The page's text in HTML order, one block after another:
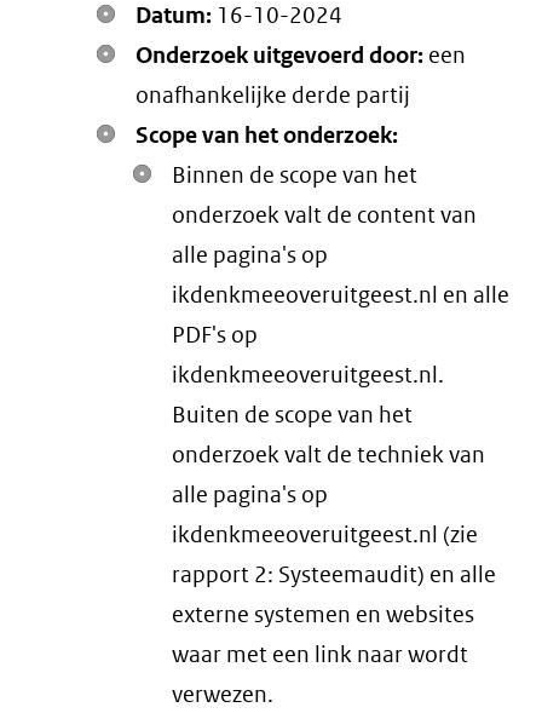
Datum: 16-10-2024
Onderzoek uitgevoerd door: een
onafhankelijke derde partij
Scope van het onderzoek:
Binnen de scope van het
onderzoek valt de content van
alle pagina's op
ikdenkmeeoveruitgeest.nl en alle
PDF's op
ikdenkmeeoveruitgeest.nl.
Buiten de scope van het
onderzoek valt de techniek van
alle pagina's op
ikdenkmeeoveruitgeest.nl (zie
rapport 2: Systeemaudit) en alle
externe systemen en websites
waar met een link naar wordt
verwezen.